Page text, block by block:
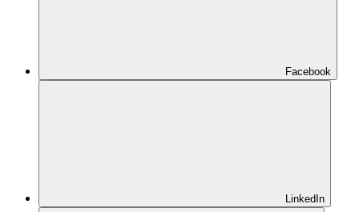
Facebook
LinkedIn